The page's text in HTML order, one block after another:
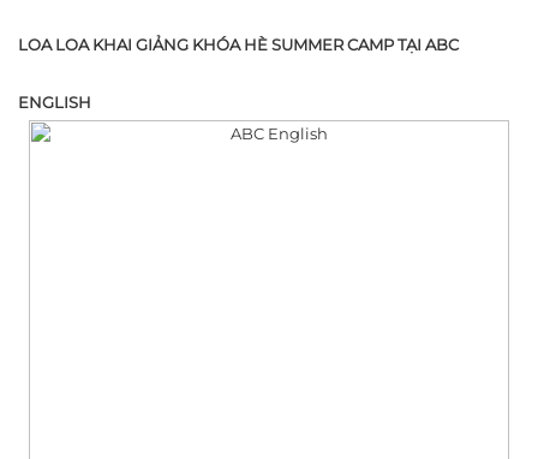
LOA LOA KHAI GIẢNG KHÓA HÈ SUMMER CAMP TẠI ABC
ENGLISH